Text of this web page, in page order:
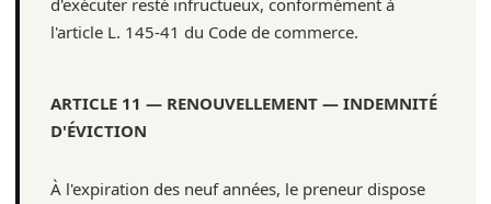
l'article L. 145-41 du Code de commerce.
ARTICLE 11 — RENOUVELLEMENT — INDEMNITÉ
D'ÉVICTION
À l'expiration des neuf années, le preneur dispose